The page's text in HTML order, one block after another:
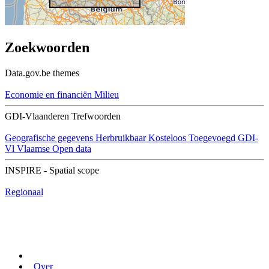
Zoekwoorden
Data.gov.be themes
Economie en financiën Milieu
GDI-Vlaanderen Trefwoorden
Geografische gegevens Herbruikbaar Kosteloos Toegevoegd GDI-
Vl Vlaamse Open data
INSPIRE - Spatial scope
Regionaal
Over